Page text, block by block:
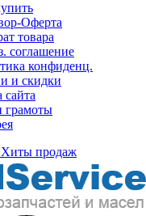
Оферта
товара
соглашение
конфиденц.
и скидки
сайта
Хиты продаж